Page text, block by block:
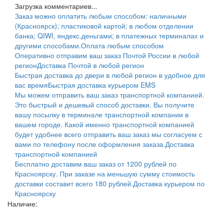
Загрузка комментариев...
Заказ можно оплатить любым способом: наличными
(Красноярск); пластиковой картой; в любом отделении
банка; QIWI, яндекс.деньгами; в платежных терминалах и
другими способами.Оплата любым способом
Оперативно отправим ваш заказ Почтой России в любой
регионДоставка Почтой в любой регион
Быстрая доставка до двери в любой регион в удобное для
вас времяБыстрая доставка курьером EMS
Мы можем отправить ваш заказ транспортной компанией.
Это быстрый и дешевый способ доставки. Вы получите
вашу посылку в терминале транспортной компании в
вашем городе. Какой именно транспортной компанией
будет удобнее всего отправить ваш заказ мы согласуем с
вами по телефону после оформления заказа.Доставка
транспортной компанией
Бесплатно доставим ваш заказ от 1200 рублей по
Красноярску. При заказе на меньшую сумму стоимость
доставки составит всего 180 рублей.Доставка курьером по
Красноярску
Наличие: